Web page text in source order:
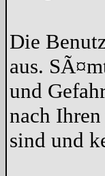
Die
aus.
und
nach
sind und